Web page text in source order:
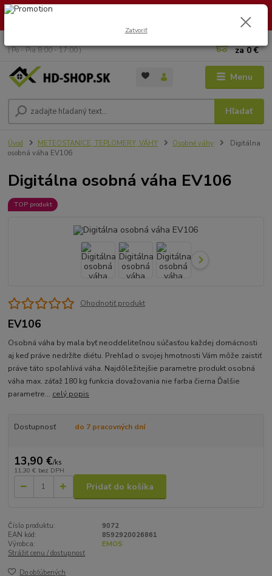
🏖️ DOVOLENKA 30.7.2026 – 9.8.2026 · Objednávky vybavíme po
Menu
Hľadať
( Po - Pia 8:00 - 17:00 )
za0 €
Úvod METEOSTANICE, TEPLOMERY, VÁHY Osobné váhy
Digitálna
osobná váha EV106
Digitálna osobná váha EV106
TOP produkt
Ohodnotiť produkt
EV106
Osobná váha by mala byť neoddeliteľnou súčasťou každej domácnosti
aj keď práve nedržíte diétu. Prehľad o svojej hmotnosti Vám môže zaistiť
práve táto spoľahlivá váha. Najdôležitejšie parametre produkt osobná
váha max. záťaž 180 kg funkcia dovažovania nie farba čierna Ďalšie
parametre... celý popis
Dostupnosť do 7 pracovných dní
13,90 €/ks
11,30 € bez DPH
Pridať do košíka
Číslo produktu:
9072
EAN kód:
8592920026861
Výrobca:
EMOS
Strážiť cenu / dostupnosť
Do obľúbených
Zatvoriť